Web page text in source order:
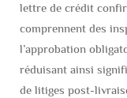
lettre de crédit
comprennent des
l’approbation
réduisant ainsi
de litiges post-